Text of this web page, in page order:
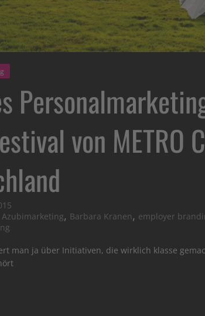
von METRO
Azubimarketing, Barbara Kranen, employer
man ja über Initiativen, die wirklich klasse